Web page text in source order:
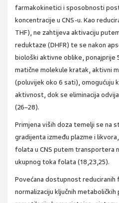
farmakokinetici i sposobnosti
koncentracije u CNS-u. Kao
THF), ne zahtijeva aktivaciju
reduktaze (DHFR) te se nakon
biološki aktivne oblike, ponajprije
matične molekule kratak, aktivni
(poluvijek oko 6 sati), omogućuju
aktivnost, dok se eliminacija
(26–28).
Primjena viših doza temelji se na
gradijenta između plazme i
folata u CNS putem transportera
ukupnog toka folata (18,23,25).
Povećana dostupnost reduciranih
normalizaciju ključnih metaboličkih